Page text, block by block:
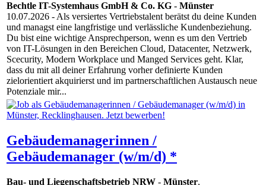
Bechtle IT-Systemhaus GmbH & Co. KG - Münster
10.07.2026 - Als versiertes Vertriebstalent berätst du deine Kunden
und managst eine langfristige und verlässliche Kundenbeziehung.
Du bist eine wichtige Ansprechperson, wenn es um den Vertrieb
von IT-Lösungen in den Bereichen Cloud, Datacenter, Netzwerk,
Scecurity, Modern Workplace und Manged Services geht. Klar,
dass du mit all deiner Erfahrung vorher definierte Kunden
zielorientiert akquirierst und im partnerschaftlichen Austausch neue
Potenziale mir...
Gebäudemanagerinnen /
Gebäudemanager (w/m/d) *
Bau- und Liegenschaftsbetrieb NRW - Münster,